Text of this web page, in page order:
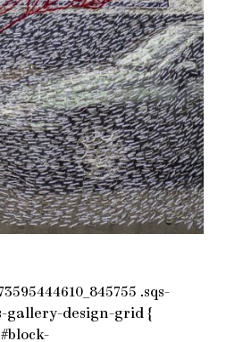
.sqs-
gallery-design-grid {